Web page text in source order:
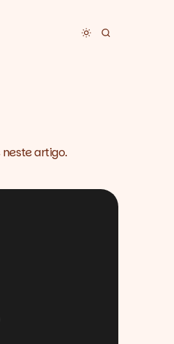
Toggle dark mode
artigo.